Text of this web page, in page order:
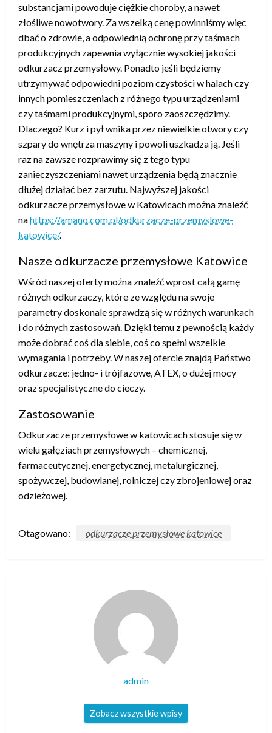
substancjami powoduje ciężkie choroby, a nawet
złośliwe nowotwory. Za wszelką cenę powinniśmy więc
dbać o zdrowie, a odpowiednią ochronę przy taśmach
produkcyjnych zapewnia wyłącznie wysokiej jakości
odkurzacz przemysłowy. Ponadto jeśli będziemy
utrzymywać odpowiedni poziom czystości w halach czy
innych pomieszczeniach z różnego typu urządzeniami
czy taśmami produkcyjnymi, sporo zaoszczędzimy.
Dlaczego? Kurz i pył wnika przez niewielkie otwory czy
szpary do wnętrza maszyny i powoli uszkadza ją. Jeśli
raz na zawsze rozprawimy się z tego typu
zanieczyszczeniami nawet urządzenia będą znacznie
dłużej działać bez zarzutu. Najwyższej jakości
odkurzacze przemysłowe w Katowicach można znaleźć
nahttps://amano.com.pl/odkurzacze-przemyslowe-
katowice/.
Nasze odkurzacze przemysłowe Katowice
Wśród naszej oferty można znaleźć wprost całą gamę
różnych odkurzaczy, które ze względu na swoje
parametry doskonale sprawdzą się w różnych warunkach
i do różnych zastosowań. Dzięki temu z pewnością każdy
może dobrać coś dla siebie, coś co spełni wszelkie
wymagania i potrzeby. W naszej ofercie znajdą Państwo
odkurzacze: jedno- i trójfazowe, ATEX, o dużej mocy
oraz specjalistyczne do cieczy.
Zastosowanie
Odkurzacze przemysłowe w katowicach stosuje się w
wielu gałęziach przemysłowych – chemicznej,
farmaceutycznej, energetycznej, metalurgicznej,
spożywczej, budowlanej, rolniczej czy zbrojeniowej oraz
odzieżowej.
Otagowano: odkurzacze przemysłowe katowice
admin
Zobacz wszystkie wpisy